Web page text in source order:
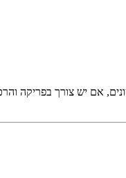
אם יש צורך בפריקה